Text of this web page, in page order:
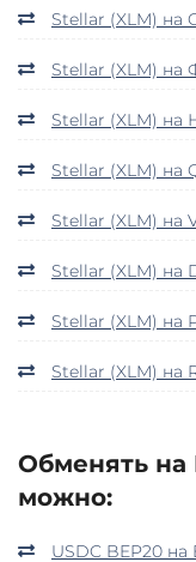
Stellar (XLM) на
Stellar (XLM) на
Stellar (XLM) на
Stellar (XLM) на
Stellar (XLM) на
Stellar (XLM) на
Stellar (XLM) на
Stellar (XLM) на
Обменять на
можно:
USDC BEP20